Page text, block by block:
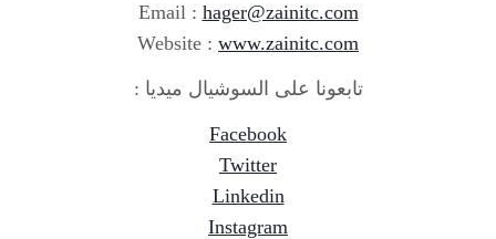
Email :hager@zainitc.com
Website :www.zainitc.com
تابعونا على السوشيال ميديا :
Facebook
Twitter
Linkedin
Instagram